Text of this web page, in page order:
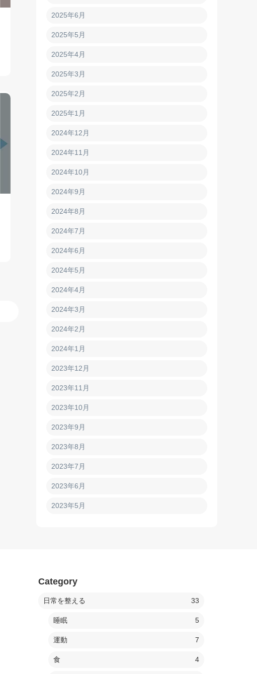
2025年6月
2025年5月
2025年4月
2025年3月
2025年2月
2025年1月
2024年12月
2024年11月
2024年10月
2024年9月
2024年8月
2024年7月
2024年6月
2024年5月
2024年4月
2024年3月
2024年2月
2024年1月
2023年12月
2023年11月
2023年10月
2023年9月
2023年8月
2023年7月
2023年6月
2023年5月
Category
日常を整える 33
睡眠 5
運動 7
食 4